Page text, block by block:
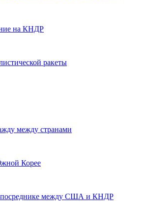
на КНДР
ракеты
между странами
Корее
посреднике между США и КНДР